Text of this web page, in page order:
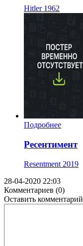
Hitler 1962
Подробнее
Ресентимент
Resentment 2019
28-04-2020 22:03
Комментариев (0)
Оставить комментарий